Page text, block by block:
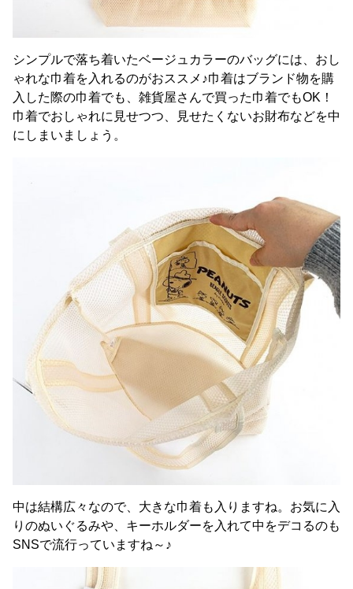
シンプルで落ち着いたベージュカラーのバッグには、おし
ゃれな巾着を入れるのがおススメ♪巾着はブランド物を購
入した際の巾着でも、雑貨屋さんで買った巾着でもOK！
巾着でおしゃれに見せつつ、見せたくないお財布などを中
にしまいましょう。
中は結構広々なので、大きな巾着も入りますね。お気に入
りのぬいぐるみや、キーホルダーを入れて中をデコるのも
SNSで流行っていますね～♪